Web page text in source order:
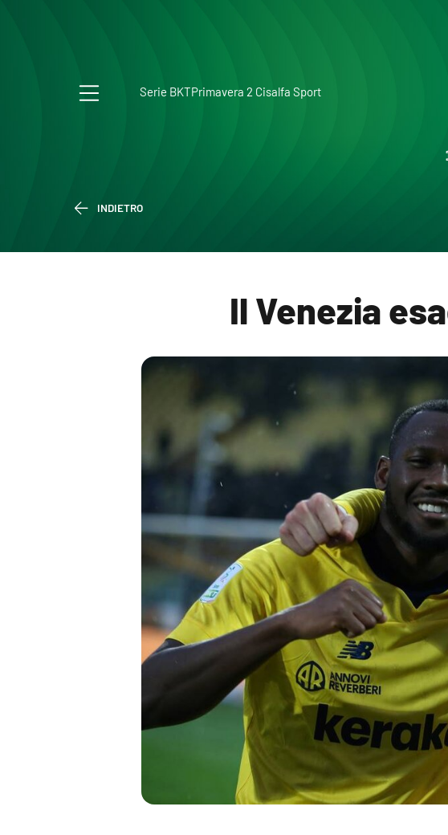
Serie BKTPrimavera 2 Cisalfa Sport
INDIETRO
Il Venezia